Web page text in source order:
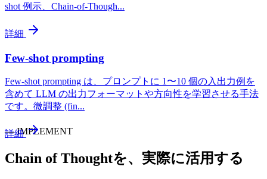
shot 例示、Chain-of-Though...
詳細
Few-shot prompting
Few-shot prompting は、プロンプトに 1〜10 個の入出力例を
含めて LLM の出力フォーマットや方向性を学習させる手法
です。微調整 (fin...
詳細
—IMPLEMENT
Chain of Thoughtを、実際に活用する